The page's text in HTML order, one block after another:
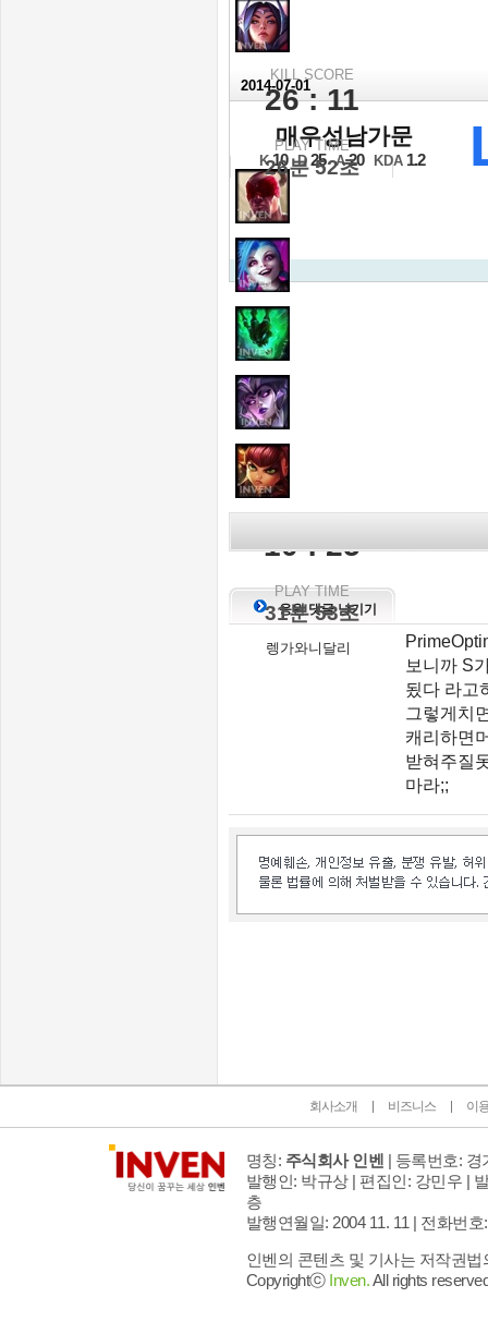
KILL SCORE
26 : 11
PLAY TIME
26분 52초
2014-07-01
16강 C조 1경기 1세트
매우성남가문
K 10 D 25 A 20 KDA 1.2
10 : 25
PLAY TIME
31분 53초
응원 댓글 남기기
렝가와니달리
보니까 S
됬다 라고
그렇게치
캐리하면
받혀주질
마라;;
회사소개 비즈니스 이
명칭: 주식회사 인벤 | 등록번호: 경
발행인: 박규상 | 편집인: 강민우 |
층
발행연월일: 2004 11. 11 | 전화번호
인벤의 콘텐츠 및 기사는 저작권
Copyrightⓒ Inven.All rights